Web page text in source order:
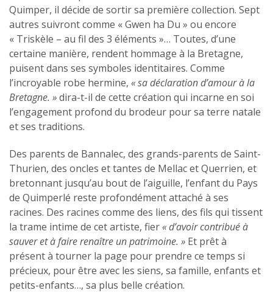
Quimper, il décide de sortir sa première collection. Sept
autres suivront comme « Gwen ha Du » ou encore
« Triskèle – au fil des 3 éléments »… Toutes, d’une
certaine manière, rendent hommage à la Bretagne,
puisent dans ses symboles identitaires. Comme
l’incroyable robe hermine, « sa déclaration d’amour à la
Bretagne. »dira-t-il de cette création qui incarne en soi
l’engagement profond du brodeur pour sa terre natale
et ses traditions.
Des parents de Bannalec, des grands-parents de Saint-
Thurien, des oncles et tantes de Mellac et Querrien, et
bretonnant jusqu’au bout de l’aiguille, l’enfant du Pays
de Quimperlé reste profondément attaché à ses
racines. Des racines comme des liens, des fils qui tissent
la trame intime de cet artiste, fier« d’avoir contribuéà
sauver et à faire renaître un patrimoine. » Et prêt à
présent à tourner la page pour prendre ce temps si
précieux, pour être avec les siens, sa famille, enfants et
petits-enfants…, sa plus belle création.